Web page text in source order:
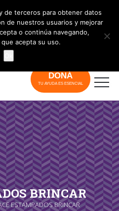
DONÁ
TU AYUDA ES ESENCIAL
BRINCAR
ESTAMPADOS BRINCAR
de terceros para obtener datos
de nuestros usuarios y mejorar
o continúa navegando,
acepta su uso.